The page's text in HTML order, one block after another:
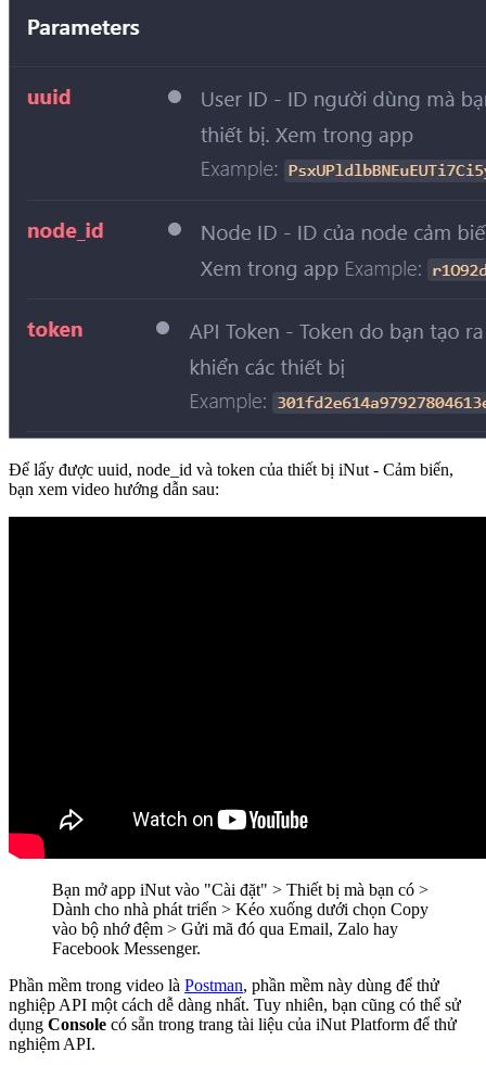
Để lấy được uuid, node_id và token của thiết bị iNut - Cảm biến,
bạn xem video hướng dẫn sau:
Bạn mở app iNut vào "Cài đặt" > Thiết bị mà bạn có >
Dành cho nhà phát triển > Kéo xuống dưới chọn Copy
vào bộ nhớ đệm > Gửi mã đó qua Email, Zalo hay
Facebook Messenger.
Phần mềm trong video là Postman, phần mềm này dùng để thử
nghiệp API một cách dễ dàng nhất. Tuy nhiên, bạn cũng có thể sử
dụng Console có sẵn trong trang tài liệu của iNut Platform để thử
nghiệm API.